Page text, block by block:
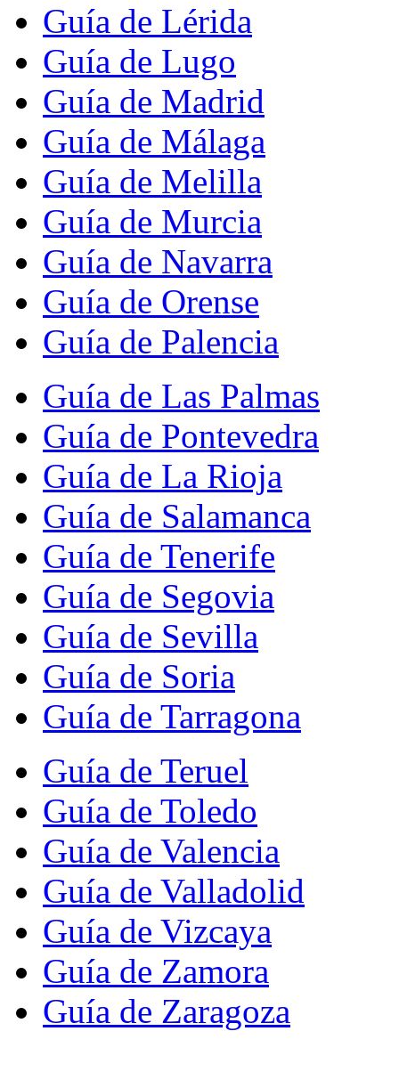
Guía de Lérida
Guía de Lugo
Guía de Madrid
Guía de Málaga
Guía de Melilla
Guía de Murcia
Guía de Navarra
Guía de Orense
Guía de Palencia
Guía de Las Palmas
Guía de Pontevedra
Guía de La Rioja
Guía de Salamanca
Guía de Tenerife
Guía de Segovia
Guía de Sevilla
Guía de Soria
Guía de Tarragona
Guía de Teruel
Guía de Toledo
Guía de Valencia
Guía de Valladolid
Guía de Vizcaya
Guía de Zamora
Guía de Zaragoza